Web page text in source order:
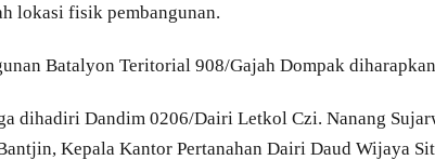
lokasi fisik pembangunan.
Batalyon Teritorial 908/Gajah Dompak
dihadiri Dandim 0206/Dairi Letkol Czi. Nanang
Kepala Kantor Pertanahan Dairi Daud Wijaya